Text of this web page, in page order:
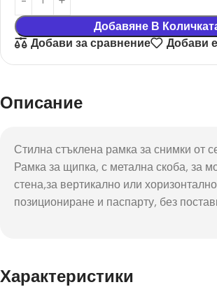
Добавяне В
Добави за сравнение
Добави
Описание
Стилна стъклена рамка за снимки от
Рамка за щипка, с метална скоба, за
стена,за вертикално или хоризонтално
позициониране и паспарту, без
Характеристики